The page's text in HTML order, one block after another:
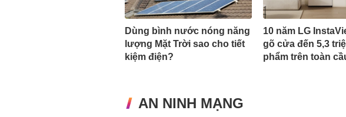
Dùng bình nước nóng năng
lượng Mặt Trời sao cho tiết
kiệm điện?
10 năm LG
gõ cửa đến 5,3
phẩm trên toàn
AN NINH MẠNG